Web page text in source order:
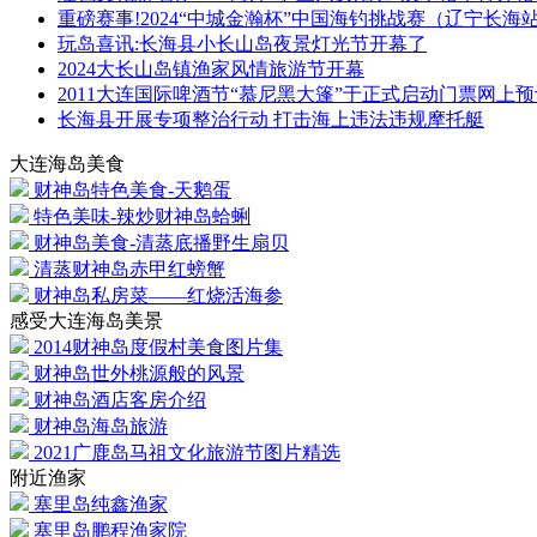
重磅赛事!2024“中城金瀚杯”中国海钓挑战赛（辽宁长海
玩岛喜讯:长海县小长山岛夜景灯光节开幕了
2024大长山岛镇渔家风情旅游节开幕
2011大连国际啤酒节“慕尼黑大篷”于正式启动门票网上
长海县开展专项整治行动 打击海上违法违规摩托艇
大连海岛美食
财神岛特色美食-天鹅蛋
特色美味-辣炒财神岛蛤蜊
财神岛美食-清蒸底播野生扇贝
清蒸财神岛赤甲红螃蟹
财神岛私房菜——红烧活海参
感受大连海岛美景
2014财神岛度假村美食图片集
财神岛世外桃源般的风景
财神岛酒店客房介绍
财神岛海岛旅游
2021广鹿岛马祖文化旅游节图片精选
附近渔家
塞里岛纯鑫渔家
塞里岛鹏程渔家院